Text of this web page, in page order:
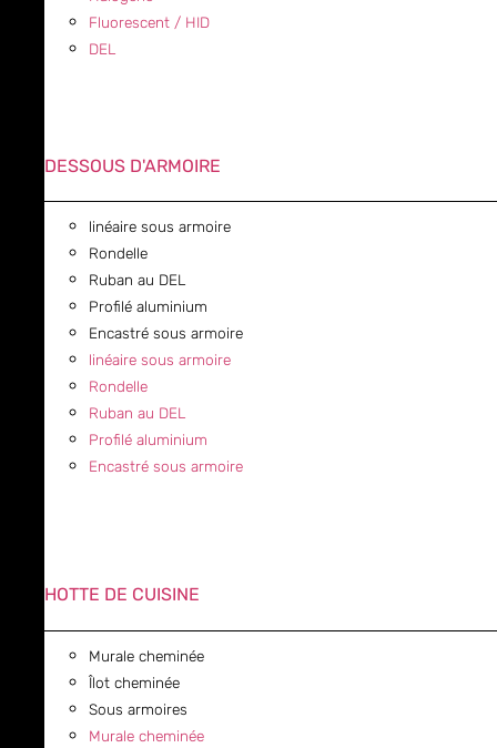
Fluorescent / HID
DEL
DESSOUS D'ARMOIRE
linéaire sous armoire
Rondelle
Ruban au DEL
Profilé aluminium
Encastré sous armoire
linéaire sous armoire
Rondelle
Ruban au DEL
Profilé aluminium
Encastré sous armoire
HOTTE DE CUISINE
Murale cheminée
Îlot cheminée
Sous armoires
Murale cheminée